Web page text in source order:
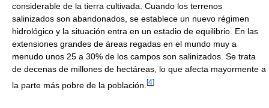
considerable de la tierra cultivada. Cuando los terrenos
salinizados son abandonados, se establece un nuevo régimen
hidrológico y la situación entra en un estadio de equilibrio. En las
extensiones grandes de áreas regadas en el mundo muy a
menudo unos 25 a 30% de los campos son salinizados. Se trata
de decenas de millones de hectáreas, lo que afecta mayormente a
la parte más pobre de la población. [4]